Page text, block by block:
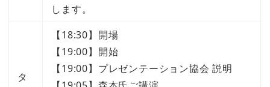
します。
タ
【18:30】開場
【19:00】開始
【19:00】プレゼンテーション協会 説明